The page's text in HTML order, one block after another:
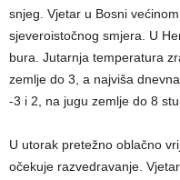
snjeg. Vjetar u Bosni
sjeveroistočnog smjera. U
bura. Jutarnja temperatura
zemlje do 3, a najviša
-3 i 2, na jugu zemlje do 8
U utorak pretežno oblačno
očekuje razvedravanje.